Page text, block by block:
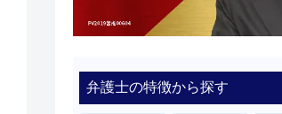
弁護士の特徴から探す